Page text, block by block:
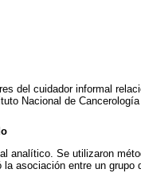
del cuidador informal
Nacional de
analítico. Se utilizaron
la asociación entre un